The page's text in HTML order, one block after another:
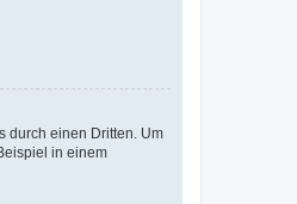
durch einen Dritten. Um
in einem